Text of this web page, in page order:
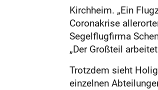
Kirchheim. „Ein
Coronakrise
Segelflugfirma
„Der Großteil
Trotzdem sieht
einzelnen